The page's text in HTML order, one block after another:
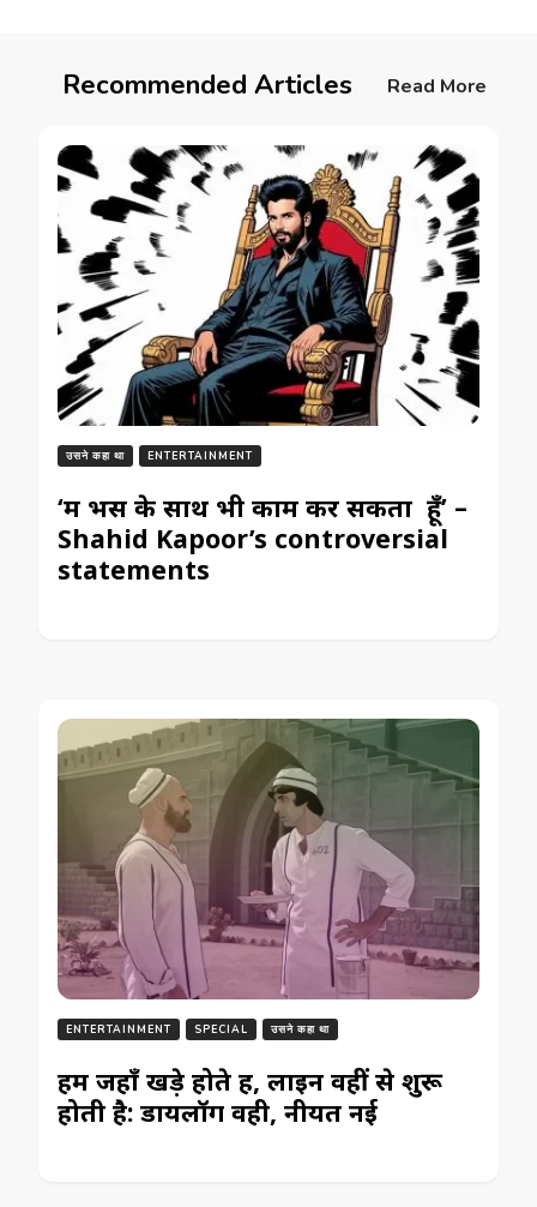
Recommended Articles Read More
उसने कहा था ENTERTAINMENT
‘मैं भैंस के साथ भी काम कर सकता हूँ’ –
Shahid Kapoor’s controversial
statements
ENTERTAINMENT SPECIAL उसने कहा था
हम जहाँ खड़े होते हैं, लाइन वहीं से शुरू
होती है: डायलॉग वही, नीयत नई